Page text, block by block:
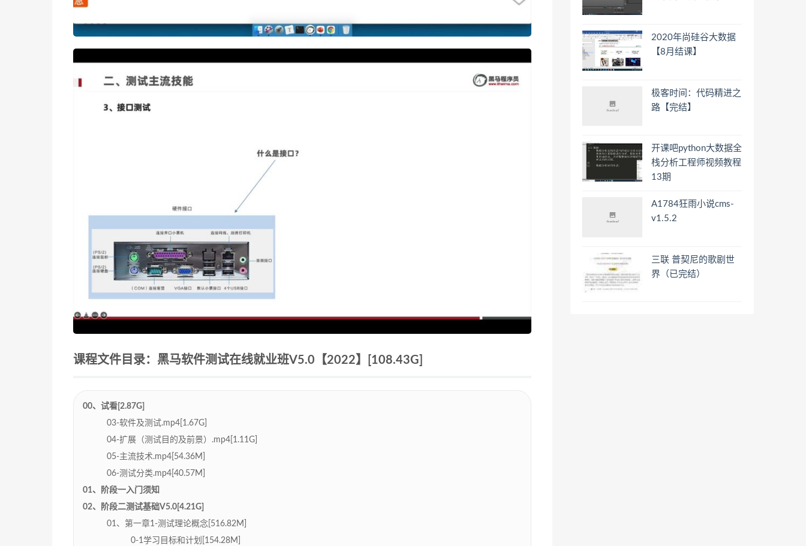
课程文件目录：黑马软件测试在线就业班V5.0【2022】[108.43G]
00、试看[2.87G]
03-软件及测试.mp4[1.67G]
04-扩展（测试目的及前景）.mp4[1.11G]
05-主流技术.mp4[54.36M]
06-测试分类.mp4[40.57M]
01、阶段一入门须知
02、阶段二测试基础V5.0[4.21G]
01、第一章1-测试理论概念[516.82M]
0-1学习目标和计划[154.28M]
2020年尚硅谷大数据
【8月结课】
极客时间：代码精进之
路【完结】
开课吧python大数据全
栈分析工程师视频教程
13期
A1784狂雨小说cms-
v1.5.2
三联 普契尼的歌剧世
界（已完结）